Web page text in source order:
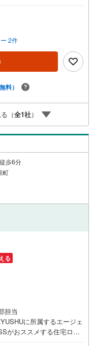
上乗せなし】で加入可
も、物件価格の10％まで
歩圏内に買物施設が点在
が搭載され、天候に左右
リフォーム内容】〇新規
ン/トイレ/建具/カーテン
シューズボックス〇畳表替
2件
料）
（全1社）
歩6分
町
る
担当
に所属するエージェ
がおススメする住宅ロー